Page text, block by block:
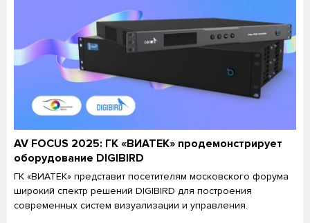
AV FOCUS 2025: ГК «ВИАТЕК» продемонстрирует
оборудование DIGIBIRD
ГК «ВИАТЕК» представит посетителям московского форума
широкий спектр решений DIGIBIRD для построения
современных систем визуализации и управления.